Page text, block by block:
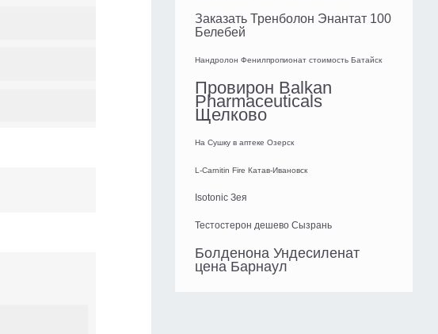
Заказать Тренболон Энантат 100
Белебей
Нандролон Фенилпропионат стоимость Батайск
Провирон Balkan
Pharmaceuticals
Щелково
На Сушку в аптеке Озерск
L-Carnitin Fire Катав-Ивановск
Isotonic Зея
Тестостерон дешево Сызрань
Болденона Ундесиленат
цена Барнаул